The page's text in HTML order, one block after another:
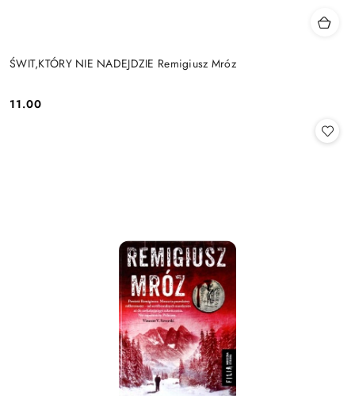
ŚWIT,KTÓRY NIE NADEJDZIE Remigiusz Mróz
Cena:
11.00